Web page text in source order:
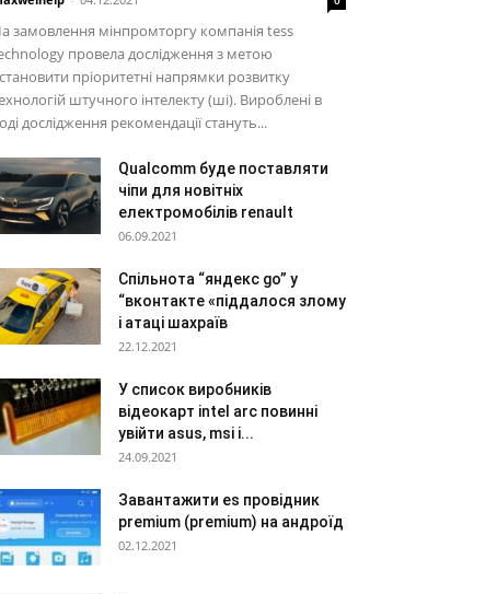
замовлення мінпромторгу компанія tess
провела дослідження з метою
пріоритетні напрямки розвитку
штучного інтелекту (ші). Вироблені в
дослідження рекомендації стануть...
Qualcomm буде поставляти
чіпи для новітніх
електромобілів renault
06.09.2021
Спільнота “яндекс go” у
“вконтакте «піддалося злому
і атаці шахраїв
22.12.2021
У список виробників
відеокарт intel arc повинні
увійти asus, msi і...
24.09.2021
Завантажити es провідник
premium (premium) на андроїд
02.12.2021